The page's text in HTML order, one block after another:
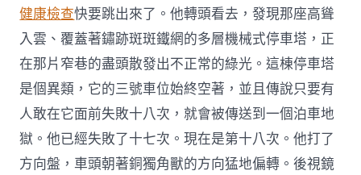
健康檢查快要跳出來了。他轉頭看去，發現那座高聳
入雲、覆蓋著鏽跡斑斑鐵網的多層機械式停車塔，正
在那片窄巷的盡頭散發出不正常的綠光。這棟停車塔
是個異類，它的三號車位始終空著，並且傳說只要有
人敢在它面前失敗十八次，就會被傳送到一個泊車地
獄。他已經失敗了十七次。現在是第十八次。他打了
方向盤，車頭朝著銅獨角獸的方向猛地偏轉。後視鏡